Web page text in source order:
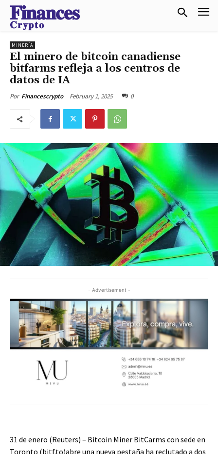
𝐅𝐢𝐧𝐚𝐧𝐜𝐞𝐬
𝐂𝐫𝐲𝐩𝐭𝐨
MINERÍA
El minero de bitcoin canadiense
bitfarms refleja a los centros de
datos de IA
Por Financescrypto February 1, 2025 0
- Advertisement -
31 de enero (Reuters) – Bitcoin Miner BitCarms con sede en
Toronto (bitf.to)abre una nueva pestaña ha reclutado a dos